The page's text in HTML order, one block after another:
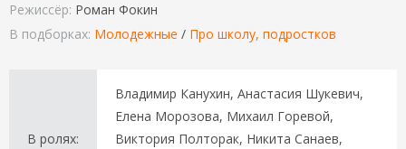
Режиссёр: Роман Фокин
В подборках: Молодежные / Про школу, подростков
В ролях:
Владимир Канухин, Анастасия Шукевич,
Елена Морозова, Михаил Горевой,
Виктория Полторак, Никита Санаев,